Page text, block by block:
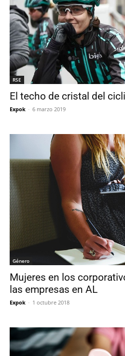
RSE
El techo de cristal del
Expok - 6 marzo 2019
Género
Mujeres en los
las empresas en AL
Expok - 1 octubre 2018